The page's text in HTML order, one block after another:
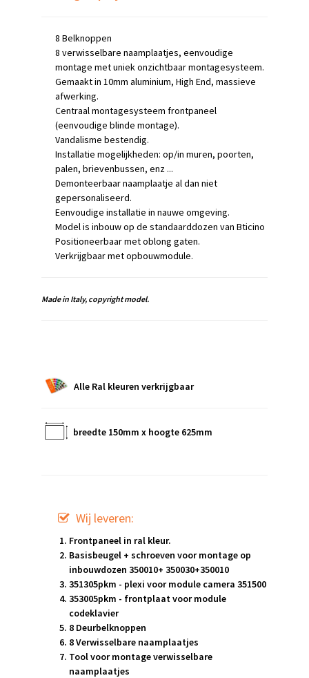
8 Belknoppen
8 verwisselbare naamplaatjes, eenvoudige
montage met uniek onzichtbaar montagesysteem.
Gemaakt in 10mm aluminium, High End, massieve
afwerking.
Centraal montagesysteem frontpaneel
(eenvoudige blinde montage).
Vandalisme bestendig.
Installatie mogelijkheden: op/in muren, poorten,
palen, brievenbussen, enz ...
Demonteerbaar naamplaatje al dan niet
gepersonaliseerd.
Eenvoudige installatie in nauwe omgeving.
Model is inbouw op de standaarddozen van Bticino
Positioneerbaar met oblong gaten.
Verkrijgbaar met opbouwmodule.
Made in Italy, copyright model.
Alle Ral kleuren verkrijgbaar
breedte 150mm x hoogte 625mm
Wij leveren:
Frontpaneel in ral kleur.
Basisbeugel + schroeven voor montage op
inbouwdozen 350010+ 350030+350010
351305pkm - plexi voor module camera 351500
353005pkm - frontplaat voor module
codeklavier
8 Deurbelknoppen
8 Verwisselbare naamplaatjes
Tool voor montage verwisselbare
naamplaatjes